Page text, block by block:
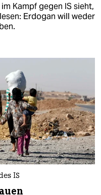
Kampf gegen IS sieht,
Erdogan will weder
IS